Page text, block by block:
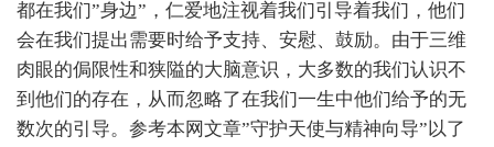
都在我们”身边”，仁爱地注视着我们引导着我们，他们
会在我们提出需要时给予支持、安慰、鼓励。由于三维
肉眼的侷限性和狭隘的大脑意识，大多数的我们认识不
到他们的存在，从而忽略了在我们一生中他们给予的无
数次的引导。参考本网文章”守护天使与精神向导”以了